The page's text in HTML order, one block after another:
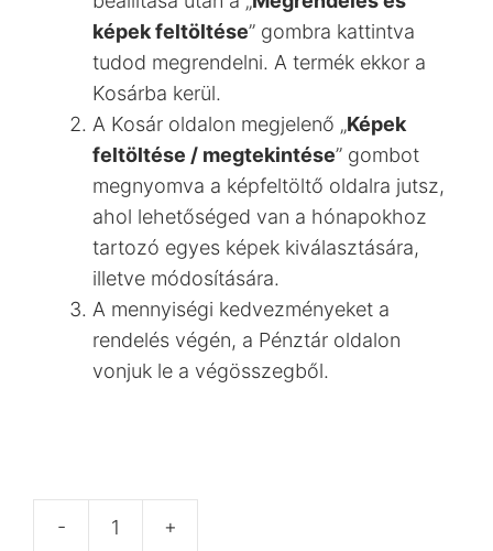
képek feltöltése” gombra kattintva
tudod megrendelni. A termék ekkor a
Kosárba kerül.
A Kosár oldalon megjelenő „Képek
feltöltése / megtekintése” gombot
megnyomva a képfeltöltő oldalra jutsz,
ahol lehetőséged van a hónapokhoz
tartozó egyes képek kiválasztására,
illetve módosítására.
A mennyiségi kedvezményeket a
rendelés végén, a Pénztár oldalon
vonjuk le a végösszegből.
- +